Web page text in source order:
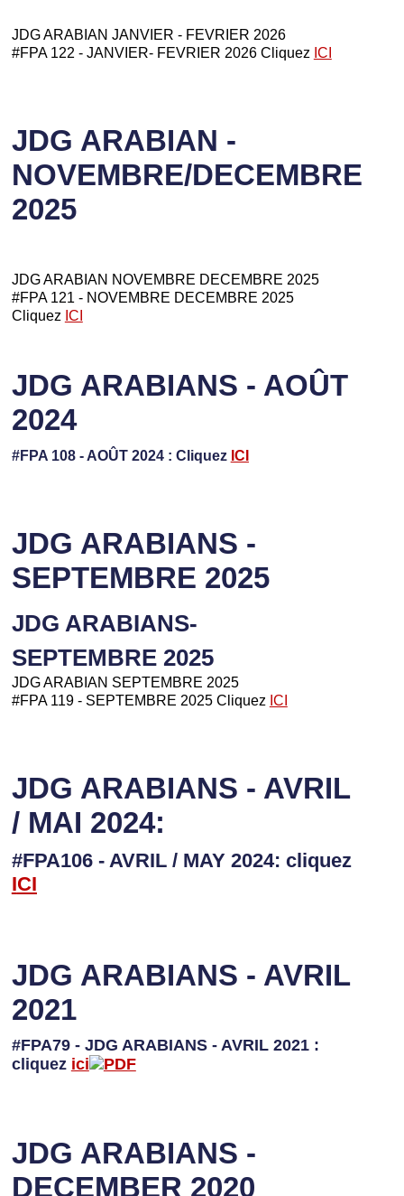
JDG ARABIAN JANVIER - FEVRIER 2026
#FPA 122 - JANVIER- FEVRIER 2026 Cliquez ICI
JDG ARABIAN -
NOVEMBRE/DECEMBRE
2025
JDG ARABIAN NOVEMBRE DECEMBRE 2025
#FPA 121 - NOVEMBRE DECEMBRE 2025
Cliquez ICI
JDG ARABIANS - AOÛT
2024
#FPA 108 - AOÛT 2024 : Cliquez ICI
JDG ARABIANS -
SEPTEMBRE 2025
JDG ARABIANS-
SEPTEMBRE 2025
JDG ARABIAN SEPTEMBRE 2025
#FPA 119 - SEPTEMBRE 2025 Cliquez ICI
JDG ARABIANS - AVRIL
/ MAI 2024:
#FPA106 - AVRIL / MAY 2024: cliquez
ICI
JDG ARABIANS - AVRIL
2021
#FPA79 - JDG ARABIANS - AVRIL 2021 :
cliquez ici
JDG ARABIANS -
DECEMBER 2020